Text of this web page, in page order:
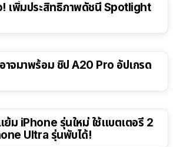
เพิ่มประสิทธิภาพดัชนี Spotlight
าจมาพร้อม ชิป A20 Pro อัปเกรด
ม iPhone รุ่นใหม่ ใช้แบตเตอรี่ 2
Ultra รุ่นพับได้!